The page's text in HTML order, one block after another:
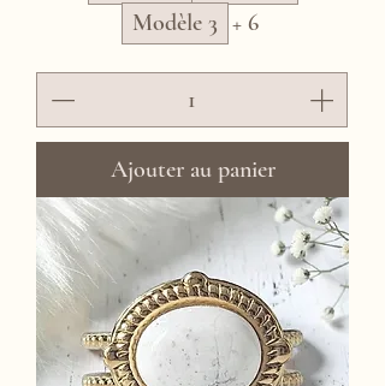
Modèle 3 + 6
Ajouter au panier